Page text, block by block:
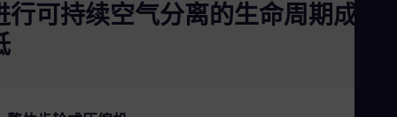
行可持续空气分离的生命周期成本